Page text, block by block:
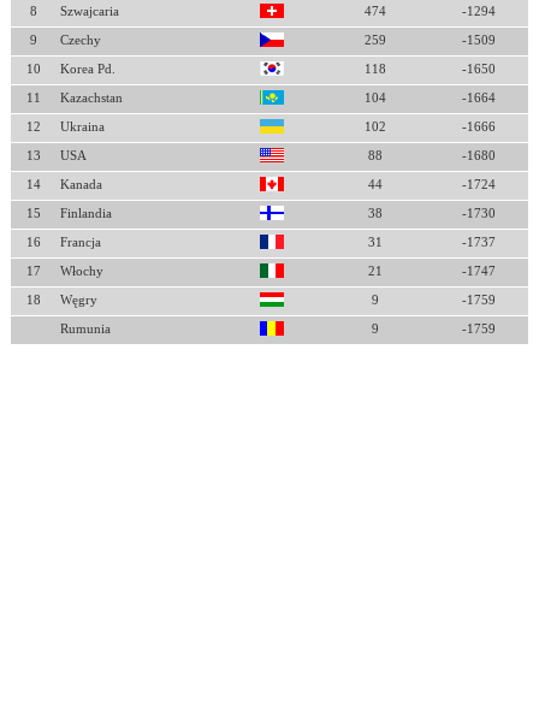
8 Szwajcaria 474 -1294
9 Czechy 259 -1509
10 Korea Pd. 118 -1650
11 Kazachstan 104 -1664
12 Ukraina 102 -1666
13 USA 88 -1680
14 Kanada 44 -1724
15 Finlandia 38 -1730
16 Francja 31 -1737
17 Włochy 21 -1747
18 Węgry 9 -1759
Rumunia 9 -1759